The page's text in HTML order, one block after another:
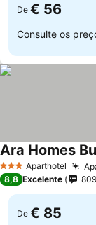
De € 56
Consulte os
3 EstrelasAparthotel
Ara Homes
8,8 Excelente 809
De € 85